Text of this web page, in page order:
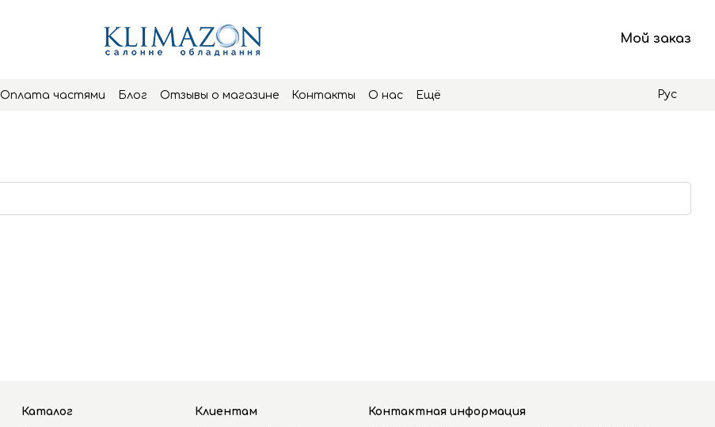
Мой заказ
Оплата частями Блог Отзывы о магазине Контакты О нас Ещё Рус
Каталог Клиентам Контактная информация